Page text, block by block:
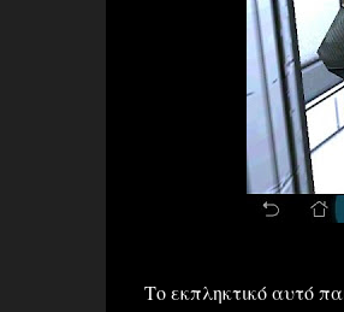
Το εκπληκτικό αυτό